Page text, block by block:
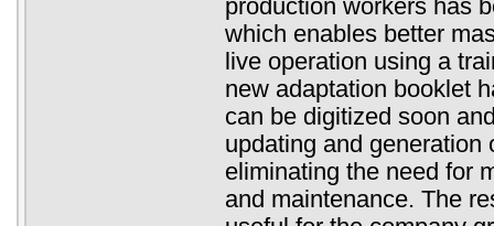
production workers has
which enables better
live operation using a
new adaptation booklet
can be digitized soon
updating and generation
eliminating the need for
and maintenance. The